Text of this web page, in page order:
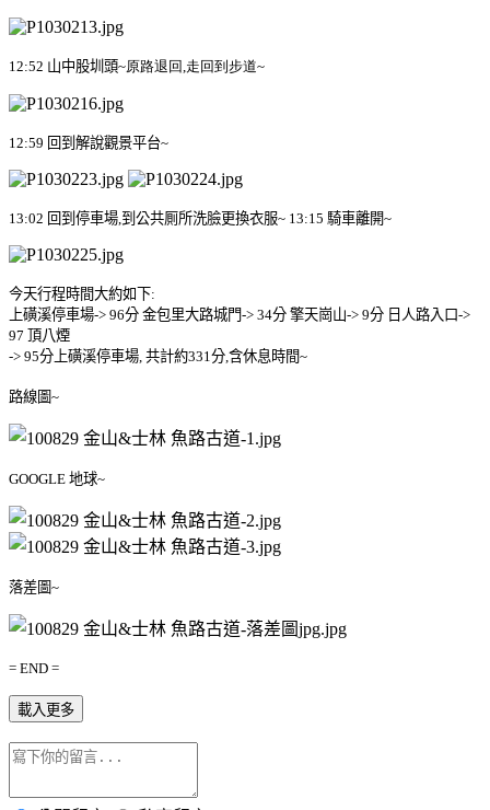
12:52 山中股圳頭~原路退回,走回到步道~
12:59 回到解說觀景平台~
13:02 回到停車場 到公共厠所洗臉更換衣服~ 13:15 騎車離開~
今天行程時間大約如下:
上磺溪停車場-> 96分 金包里大路城門-> 34分 擎天崗山-> 9分 日人路入口->
97
頂八煙
-> 95分上磺溪停車場 共計約331 分 含休息時間~
路線圖~
GOOGLE 地球~
落差圖~
= END =
載入更多